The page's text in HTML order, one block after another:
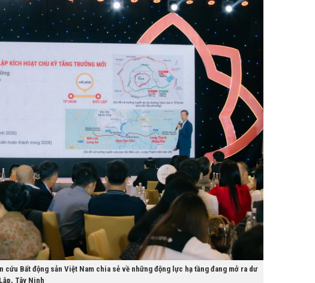
Bất động sản Việt Nam chia sẻ về những động lực hạ tầng đang mở ra dư
Tây Ninh